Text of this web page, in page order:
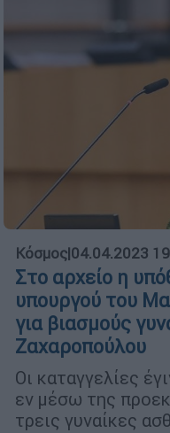
Κόσμος|04.04.2023
Στο αρχείο η
υπουργού του
για βιασμούς
Ζαχαροπούλου
Οι καταγγελίες
εν μέσω της
τρεις γυναίκες